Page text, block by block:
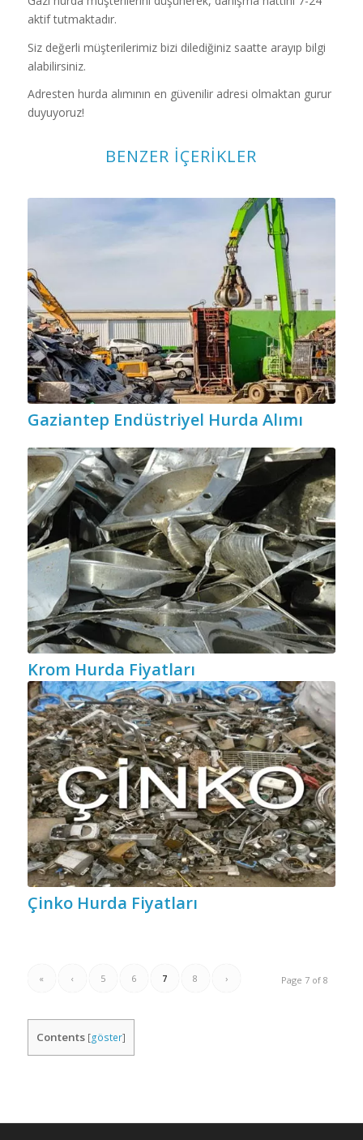
aktif tutmaktadır.
Siz değerli müşterilerimiz bizi dilediğiniz saatte arayıp bilgi
alabilirsiniz.
Adresten hurda alımının en güvenilir adresi olmaktan gurur
duyuyoruz!
BENZER İÇERIKLER
Gaziantep Endüstriyel Hurda Alımı
Krom Hurda Fiyatları
Çinko Hurda Fiyatları
Page 7 of 8
« ‹ 5 6 7 8 ›
Contents [göster]